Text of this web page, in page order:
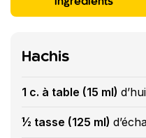
Hachis
1 c. à table (15 ml)
½ tasse (125 ml)